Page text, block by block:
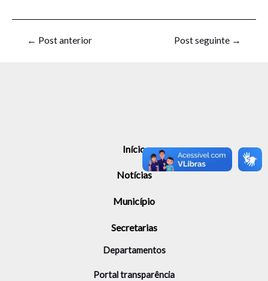
← Post anterior Post seguinte →
Início
Notícias
Município
Secretarias
Departamentos
Portal transparência